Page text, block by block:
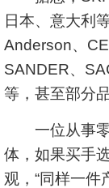
日本、意大利
Anderson、
SANDER、
等，甚至部分
一位从事零
体，如果买手
观，“同样一